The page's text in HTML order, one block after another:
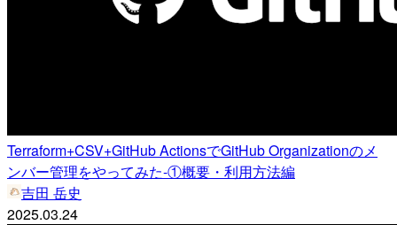
Terraform+CSV+GitHub ActionsでGitHub Organizationのメ
ンバー管理をやってみた-①概要・利用方法編
吉田 岳史
2025.03.24